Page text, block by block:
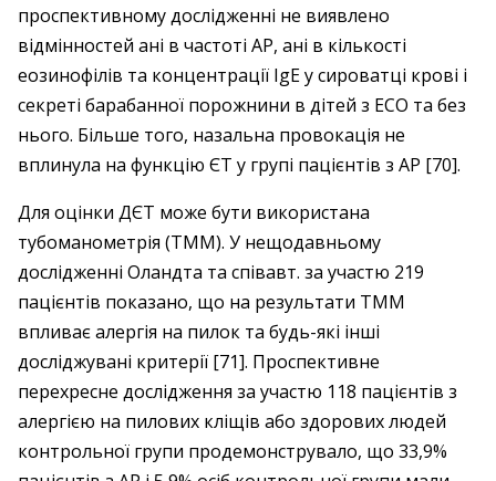
проспективному дослідженні не виявлено
відмінностей ані в частоті АР, ані в кількості
еозинофілів та концентрації IgE у сироватці крові і
секреті барабанної порожнини в дітей з ЕСО та без
нього. Більше того, назальна провокація не
вплинула на функцію ЄТ у групі пацієнтів з АР [70].
Для оцінки ДЄТ може бути використана
тубоманометрія (ТММ). У нещодавньому
дослідженні Оландта та співавт. за участю 219
пацієнтів показано, що на результати ТММ
впливає алергія на пилок та будь-які інші
досліджувані критерії [71]. Проспективне
перехресне дослідження за участю 118 пацієнтів з
алергією на пилових кліщів або здорових людей
контрольної групи продемонструвало, що 33,9%